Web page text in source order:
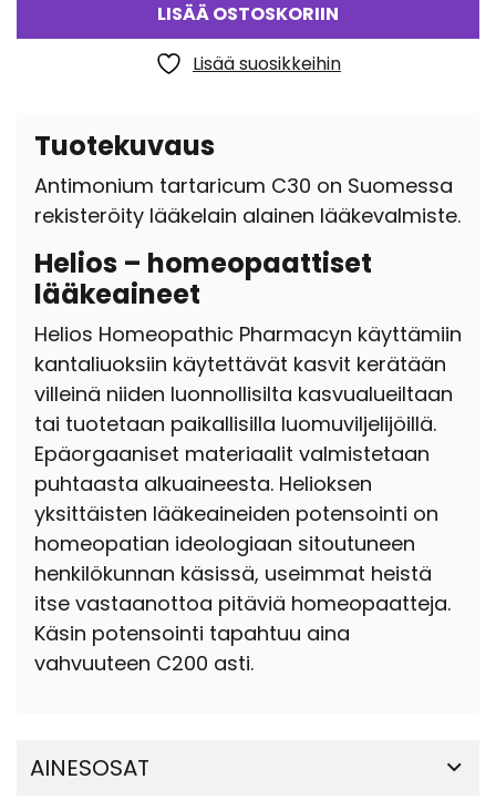
LISÄÄ OSTOSKORIIN
Lisää suosikkeihin
Tuotekuvaus
Antimonium tartaricum C30 on Suomessa
rekisteröity lääkelain alainen lääkevalmiste.
Helios – homeopaattiset
lääkeaineet
Helios Homeopathic Pharmacyn käyttämiin
kantaliuoksiin käytettävät kasvit kerätään
villeinä niiden luonnollisilta kasvualueiltaan
tai tuotetaan paikallisilla luomuviljelijöillä.
Epäorgaaniset materiaalit valmistetaan
puhtaasta alkuaineesta. Helioksen
yksittäisten lääkeaineiden potensointi on
homeopatian ideologiaan sitoutuneen
henkilökunnan käsissä, useimmat heistä
itse vastaanottoa pitäviä homeopaatteja.
Käsin potensointi tapahtuu aina
vahvuuteen C200 asti.
AINESOSAT